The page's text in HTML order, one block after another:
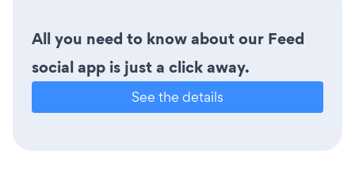
All you need to know about our Feed
social app is just a click away.
See the details